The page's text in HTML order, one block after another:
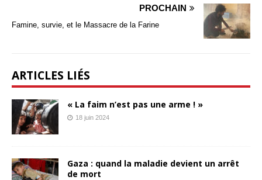
PROCHAIN
Famine, survie, et le Massacre de la Farine
ARTICLES LIÉS
« La faim n’est pas une arme ! »
18 juin 2024
Gaza : quand la maladie devient un arrêt
de mort